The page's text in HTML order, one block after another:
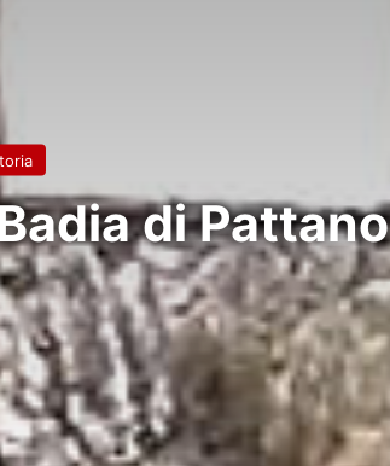
di Pattano